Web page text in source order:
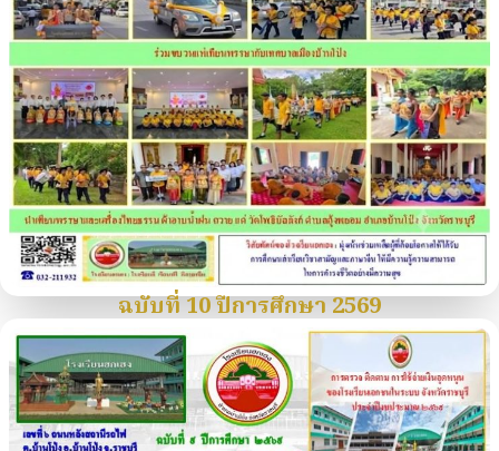
ฉบับที่ 10 ปีการศึกษา 2569